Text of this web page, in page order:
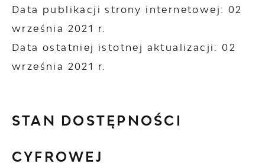
Data publikacji strony internetowej: 02
września 2021 r.
Data ostatniej istotnej aktualizacji:02
września 2021 r.
STAN DOSTĘPNOŚCI
CYFROWEJ